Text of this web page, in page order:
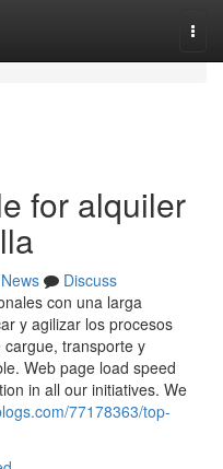
for alquiler
News
Discuss
con una larga
y agilizar los procesos
transporte y
Web page load speed
in all our initiatives. We
77178363/top-